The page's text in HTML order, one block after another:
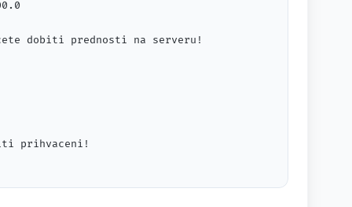
dobiti prednosti na serveru!
prihvaceni!